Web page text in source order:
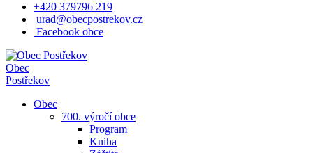
+420 379796 219
urad@obecpostrekov.cz
Facebook​ obce
Obec
Postřekov
Obec
700. výročí obce
Program
Kniha